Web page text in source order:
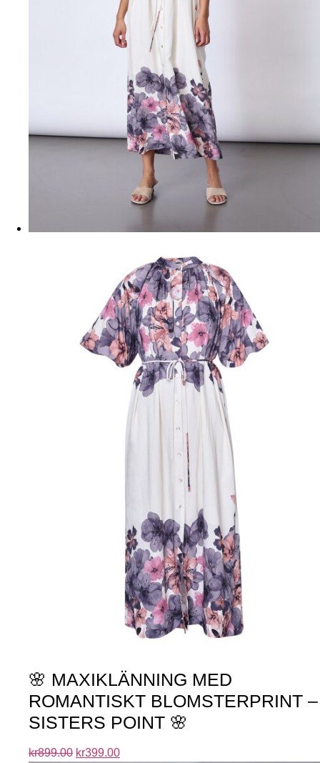
🌸 MAXIKLÄNNING MED
ROMANTISKT BLOMSTERPRINT –
SISTERS POINT 🌸
kr899.00 kr399.00